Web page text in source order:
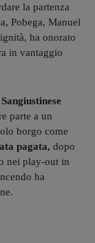
la partenza
Pobega, Manuel
ha onorato
in vantaggio
parte a un
borgo come
pagata, dopo
nei play-out in
ha